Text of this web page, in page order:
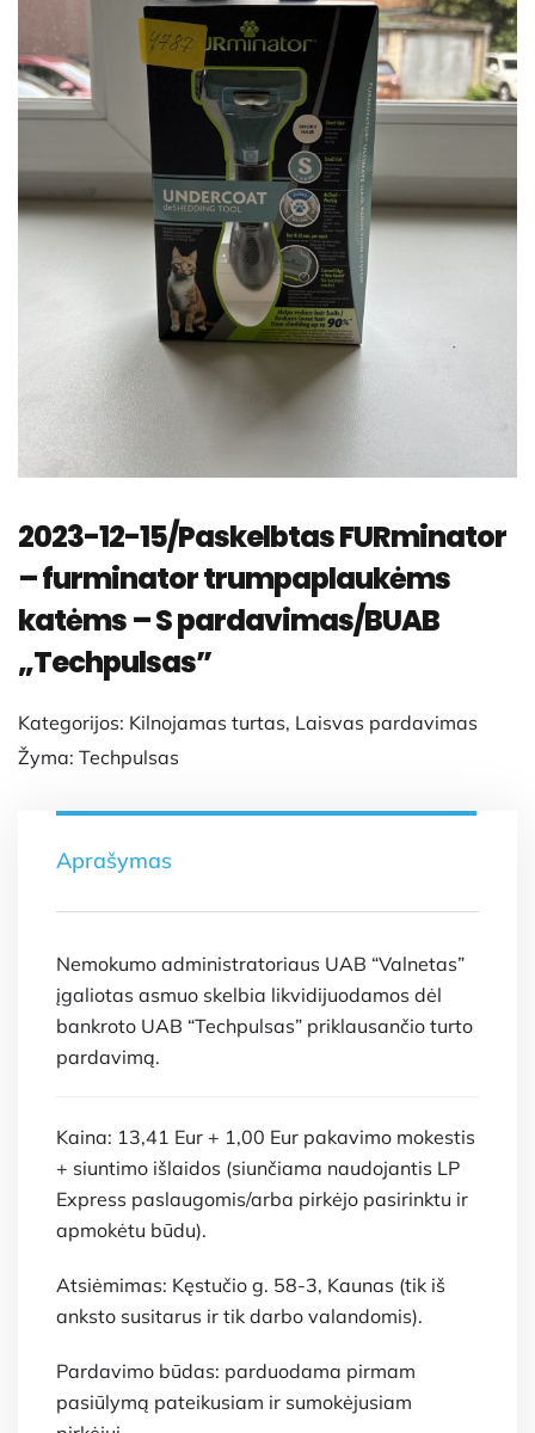
2023-12-15/Paskelbtas FURminator
– furminator trumpaplaukėms
katėms – S pardavimas/BUAB
„Techpulsas”
Kategorijos: Kilnojamas turtas, Laisvas pardavimas
Žyma: Techpulsas
Aprašymas
Nemokumo administratoriaus UAB “Valnetas”
įgaliotas asmuo skelbia likvidijuodamos dėl
bankroto UAB “Techpulsas” priklausančio turto
pardavimą.
Kaina: 13,41 Eur + 1,00 Eur pakavimo mokestis
+ siuntimo išlaidos (siunčiama naudojantis LP
Express paslaugomis/arba pirkėjo pasirinktu ir
apmokėtu būdu).
Atsiėmimas: Kęstučio g. 58-3, Kaunas (tik iš
anksto susitarus ir tik darbo valandomis).
Pardavimo būdas: parduodama pirmam
pasiūlymą pateikusiam ir sumokėjusiam